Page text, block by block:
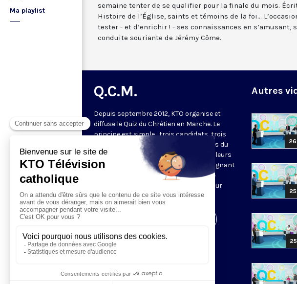
Ma playlist
semaine tenter de se qualifier pour la finale du mois.
Histoire de l’Église, saints et témoins de la foi...
tester - et d’enrichir ! - ses connaissances en s’amusant,
conduite souriante de Jérémy Côme.
Q.C.M.
Depuis septembre 2012, KTO organise et
diffuse le Quiz du Chrétien en Marche. Le
principe est simple : trois candidats, trois
manches. Les deux premières manches du
jeu permettent de choisir les deux meilleurs
candidats pour la manche finale. Le gagnant
de l'émission revient à la fin du mois se
confronter à deux autres gagnants pour
tenter de gagner le lot majeur.
Autres